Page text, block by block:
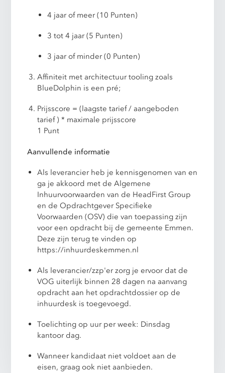
4 jaar of meer (10 Punten)
3 tot 4 jaar (5 Punten)
3 jaar of minder (0 Punten)
Affiniteit met architectuur tooling zoals
BlueDolphin is een pré;
Prijsscore = (laagste tarief / aangeboden
tarief ) * maximale prijsscore
1 Punt
Aanvullende informatie
Als leverancier heb je kennisgenomen van en
ga je akkoord met de Algemene
Inhuurvoorwaarden van de HeadFirst Group
en de Opdrachtgever Specifieke
Voorwaarden (OSV) die van toepassing zijn
voor een opdracht bij de gemeente Emmen.
Deze zijn terug te vinden op
https://inhuurdeskemmen.nl
Als leverancier/zzp'er zorg je ervoor dat de
VOG uiterlijk binnen 28 dagen na aanvang
opdracht aan het opdrachtdossier op de
inhuurdesk is toegevoegd.
Toelichting op uur per week: Dinsdag
kantoor dag.
Wanneer kandidaat niet voldoet aan de
eisen, graag ook niet aanbieden.